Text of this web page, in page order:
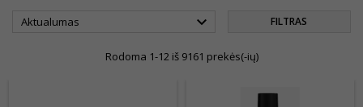
Aktualumas  FILTRAS
Rodoma 1-12 iš 9161 prekės(-ių)